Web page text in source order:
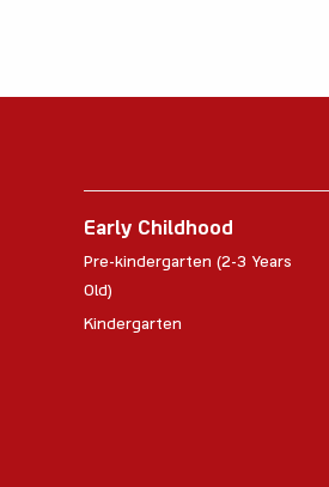
Early Childhood
Pre-kindergarten (2-3 Years
Old)
Kindergarten